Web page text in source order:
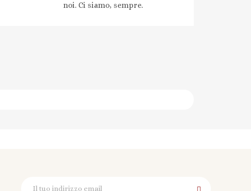
noi. Ci siamo, sempre.